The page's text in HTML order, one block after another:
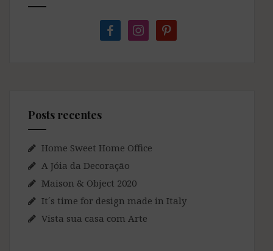
facebookinstagrampinterest
Posts recentes
Home Sweet Home Office
A Jóia da Decoração
Maison & Object 2020
It´s time for design made in Italy
Vista sua casa com Arte